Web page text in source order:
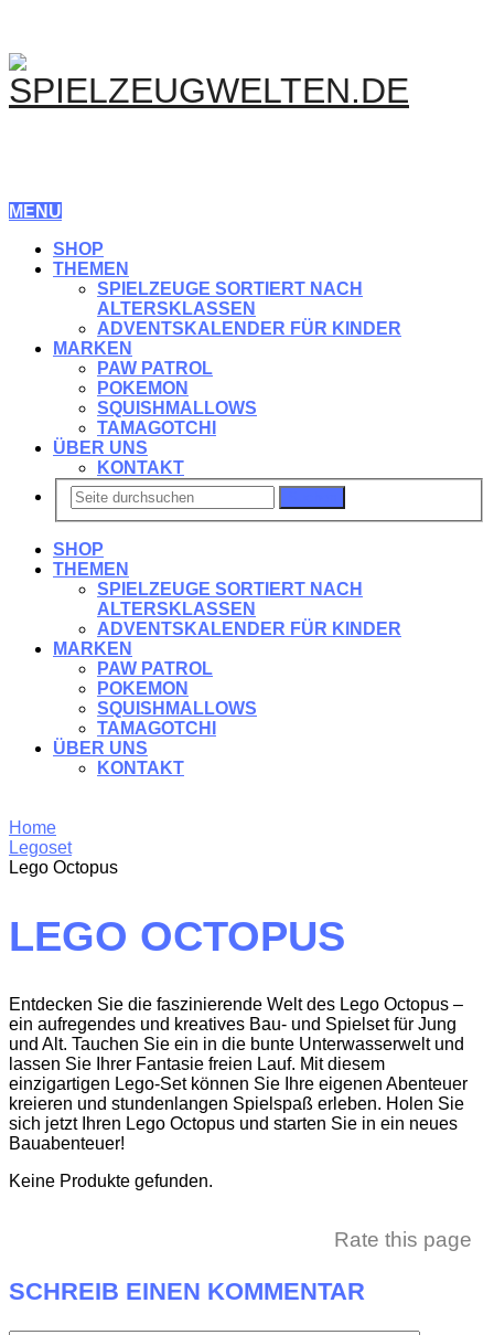
MENU
SHOP
THEMEN
SPIELZEUGE SORTIERT NACH
ALTERSKLASSEN
ADVENTSKALENDER FÜR KINDER
MARKEN
PAW PATROL
POKEMON
SQUISHMALLOWS
TAMAGOTCHI
ÜBER UNS
KONTAKT
SHOP
THEMEN
SPIELZEUGE SORTIERT NACH
ALTERSKLASSEN
ADVENTSKALENDER FÜR KINDER
MARKEN
PAW PATROL
POKEMON
SQUISHMALLOWS
TAMAGOTCHI
ÜBER UNS
KONTAKT
Home
Legoset
Lego Octopus
LEGO OCTOPUS
Entdecken Sie die faszinierende Welt des Lego Octopus –
ein aufregendes und kreatives Bau- und Spielset für Jung
und Alt. Tauchen Sie ein in die bunte Unterwasserwelt und
lassen Sie Ihrer Fantasie freien Lauf. Mit diesem
einzigartigen Lego-Set können Sie Ihre eigenen Abenteuer
kreieren und stundenlangen Spielspaß erleben. Holen Sie
sich jetzt Ihren Lego Octopus und starten Sie in ein neues
Bauabenteuer!
Keine Produkte gefunden.
Rate this page
SCHREIB EINEN KOMMENTAR